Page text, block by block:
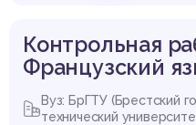
Контрольная
Французский
Вуз: БрГТУ (Брестский
технический